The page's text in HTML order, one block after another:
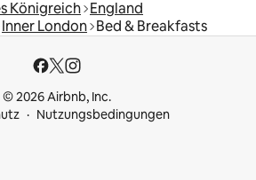
Königreich England
Inner London Bed & Breakfasts
© 2026 Airbnb, Inc.
Nutzungsbedingungen